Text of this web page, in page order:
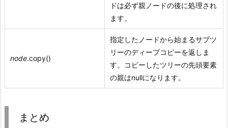
ドは必ず親ノードの後に処理され
ます。
node.copy()
指定したノードから始まるサブツ
リーのディープコピーを返しま
す。コピーしたツリーの先頭要素
の親はnullになります。
まとめ